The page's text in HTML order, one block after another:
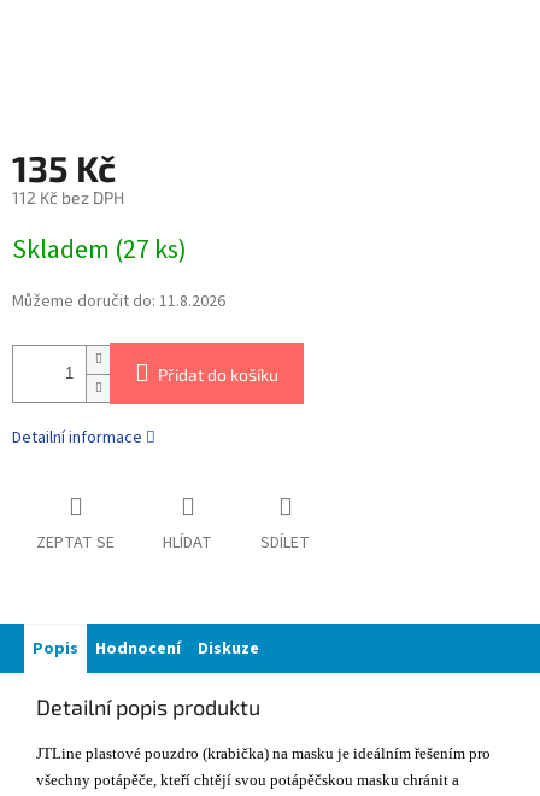
135 Kč
112 Kč bez DPH
Skladem (27 ks)
Můžeme doručit do: 11.8.2026
Přidat do košíku
Detailní informace
ZEPTAT SE HLÍDAT SDÍLET
Popis Hodnocení Diskuze
Detailní popis produktu
JTLine plastové pouzdro (krabička) na masku je ideálním řešením pro
všechny potápěče, kteří chtějí svou potápěčskou masku chránit a